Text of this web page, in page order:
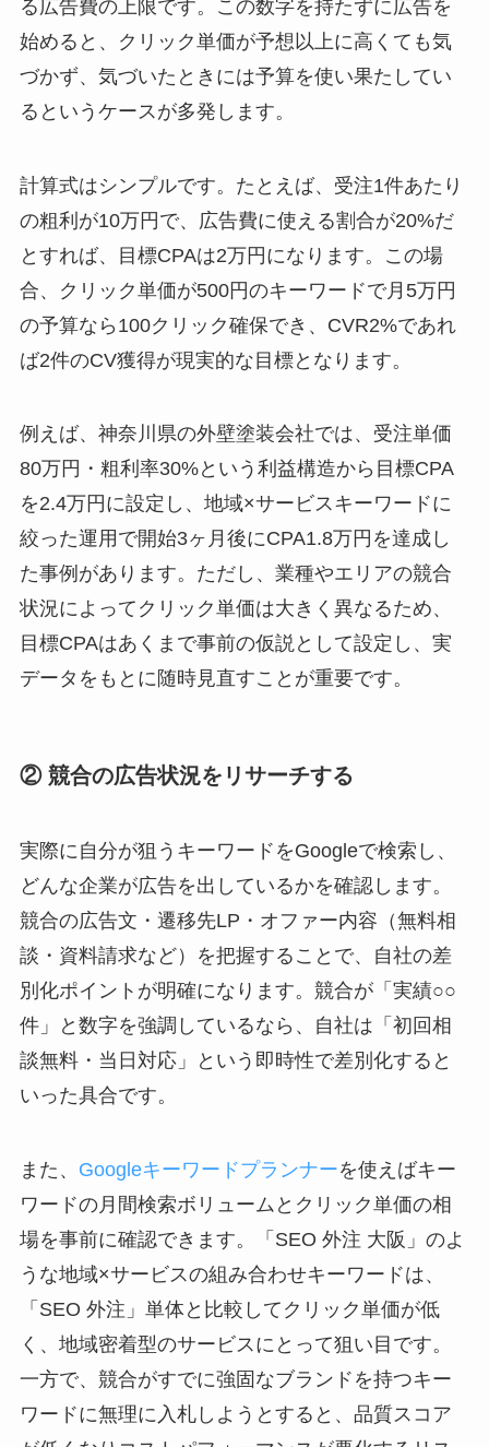
る広告費の上限です。この数字を持たずに広告を
始めると、クリック単価が予想以上に高くても気
づかず、気づいたときには予算を使い果たしてい
るというケースが多発します。
計算式はシンプルです。たとえば、受注1件あたり
の粗利が10万円で、広告費に使える割合が20%だ
とすれば、目標CPAは2万円になります。この場
合、クリック単価が500円のキーワードで月5万円
の予算なら100クリック確保でき、CVR2%であれ
ば2件のCV獲得が現実的な目標となります。
例えば、神奈川県の外壁塗装会社では、受注単価
80万円・粗利率30%という利益構造から目標CPA
を2.4万円に設定し、地域×サービスキーワードに
絞った運用で開始3ヶ月後にCPA1.8万円を達成し
た事例があります。ただし、業種やエリアの競合
状況によってクリック単価は大きく異なるため、
目標CPAはあくまで事前の仮説として設定し、実
データをもとに随時見直すことが重要です。
② 競合の広告状況をリサーチする
実際に自分が狙うキーワードをGoogleで検索し、
どんな企業が広告を出しているかを確認します。
競合の広告文・遷移先LP・オファー内容（無料相
談・資料請求など）を把握することで、自社の差
別化ポイントが明確になります。競合が「実績○○
件」と数字を強調しているなら、自社は「初回相
談無料・当日対応」という即時性で差別化すると
いった具合です。
また、 Googleキーワードプランナーを使えばキー
ワードの月間検索ボリュームとクリック単価の相
場を事前に確認できます。「SEO 外注 大阪」のよ
うな地域×サービスの組み合わせキーワードは、
「SEO 外注」単体と比較してクリック単価が低
く、地域密着型のサービスにとって狙い目です。
一方で、競合がすでに強固なブランドを持つキー
ワードに無理に入札しようとすると、品質スコア